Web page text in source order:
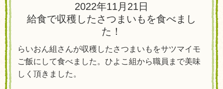
2022年11月21日
給食で収穫したさつまいもを食べまし
た！
らいおん組さんが収穫したさつまいもをサツマイモ
ご飯にして食べました。ひよこ組から職員まで美味
しく頂きました。